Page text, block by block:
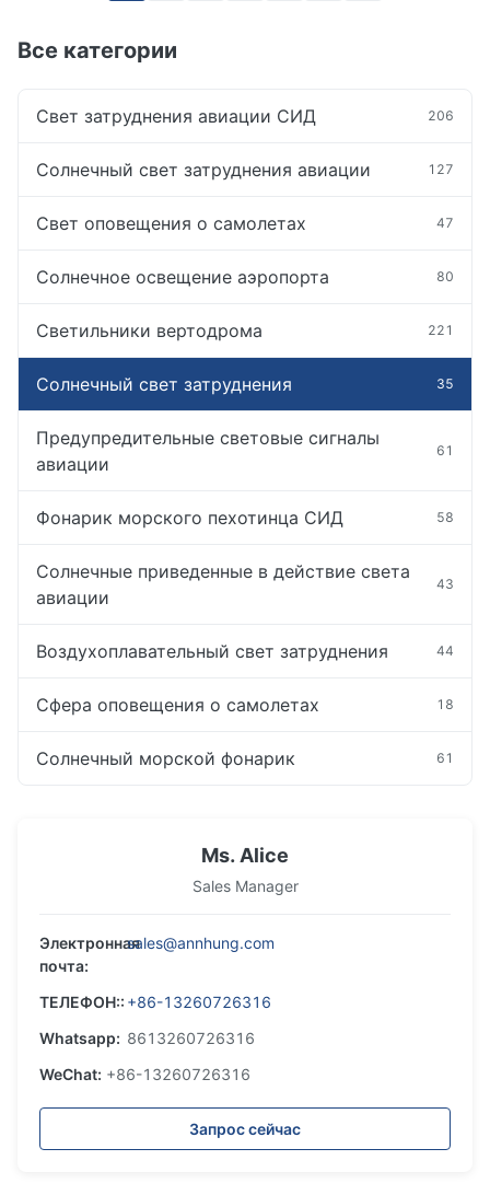
Все категории
Свет затруднения авиации СИД 206
Солнечный свет затруднения авиации 127
Свет оповещения о самолетах 47
Солнечное освещение аэропорта 80
Светильники вертодрома 221
Солнечный свет затруднения 35
Предупредительные световые сигналы
авиации
61
Фонарик морского пехотинца СИД 58
Солнечные приведенные в действие света
авиации
43
Воздухоплавательный свет затруднения 44
Сфера оповещения о самолетах 18
Солнечный морской фонарик 61
Ms. Alice
Sales Manager
Электронная
почта:
sales@annhung.com
ТЕЛЕФОН:: +86-13260726316
Whatsapp: 8613260726316
WeChat: +86-13260726316
Запрос сейчас